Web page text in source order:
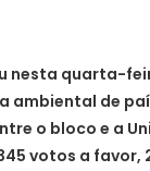
nesta quarta-
ambiental de
o bloco e a
votos a favor,